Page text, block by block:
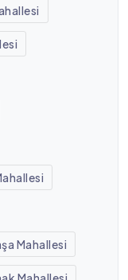
Mahallesi